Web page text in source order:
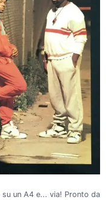
su un A4 e... via! Pronto da